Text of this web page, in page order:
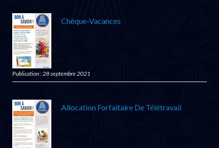
Chèque-Vacances
Publication : 28 septembre 2021
Allocation Forfaitaire De Télétravail